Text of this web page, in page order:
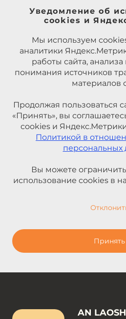
Уведомление об
cookies и
Мы используем
аналитики
работы сайта,
понимания источников
материалов
Продолжая пользоваться
«Принять», вы
cookies и
Политикой в
персональных
Вы можете
использование cookies в
Принять
AN